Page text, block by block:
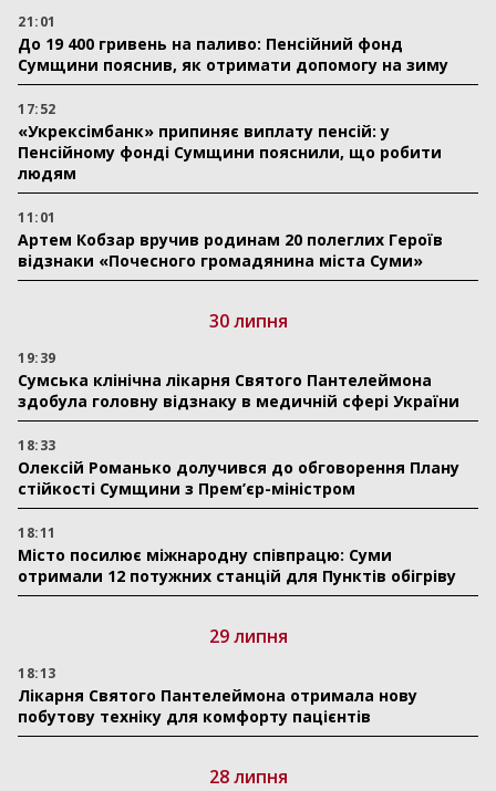
21:01
До 19 400 гривень на паливо: Пенсійний фонд
Сумщини пояснив, як отримати допомогу на зиму
17:52
«Укрексімбанк» припиняє виплату пенсій: у
Пенсійному фонді Сумщини пояснили, що робити
людям
11:01
Артем Кобзар вручив родинам 20 полеглих Героїв
відзнаки «Почесного громадянина міста Суми»
30 липня
19:39
Сумська клінічна лікарня Святого Пантелеймона
здобула головну відзнаку в медичній сфері України
18:33
Олексій Романько долучився до обговорення Плану
стійкості Сумщини з Прем’єр-міністром
18:11
Місто посилює міжнародну співпрацю: Суми
отримали 12 потужних станцій для Пунктів обігріву
29 липня
18:13
Лікарня Святого Пантелеймона отримала нову
побутову техніку для комфорту пацієнтів
28 липня